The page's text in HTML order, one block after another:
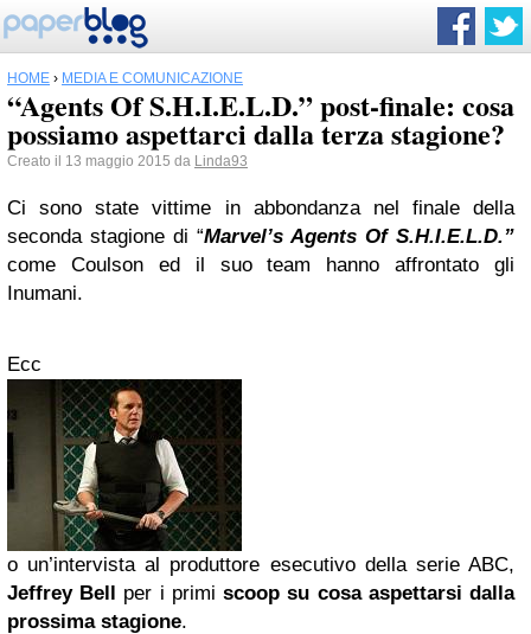
HOME › MEDIA E COMUNICAZIONE
“Agents Of S.H.I.E.L.D.” post-finale: cosa
possiamo aspettarci dalla terza stagione?
Creato il 13 maggio 2015 da Linda93
Ci sono state vittime in abbondanza nel finale della
seconda stagione di “Marvel’s Agents Of S.H.I.E.L.D.”
come Coulson ed il suo team hanno affrontato gli
Inumani.
Ecc
o un’intervista al produttore esecutivo della serie ABC,
Jeffrey Bell per i primiscoop su cosa aspettarsi dalla
prossima stagione.